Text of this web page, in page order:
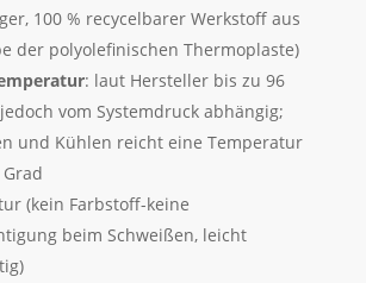
100 % recycelbarer Werkstoff aus
der polyolefinischen Thermoplaste)
: laut Hersteller bis zu 96
vom Systemdruck abhängig;
und Kühlen reicht eine Temperatur
(kein Farbstoff-keine
beim Schweißen, leicht